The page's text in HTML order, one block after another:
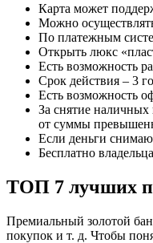
Карта может
Можно
По платежным
Открыть люкс
Есть возможность
Срок действия – 3
Есть возможность
За снятие наличных
от суммы
Если деньги
Бесплатно
ТОП 7 лучших
Премиальный золотой
покупок и т. д. Чтобы